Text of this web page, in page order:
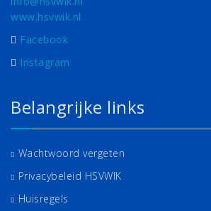
www.hsvwik.nl
Facebook
Instagram
Belangrijke links
Wachtwoord vergeten
Privacybeleid HSVWIK
Huisregels